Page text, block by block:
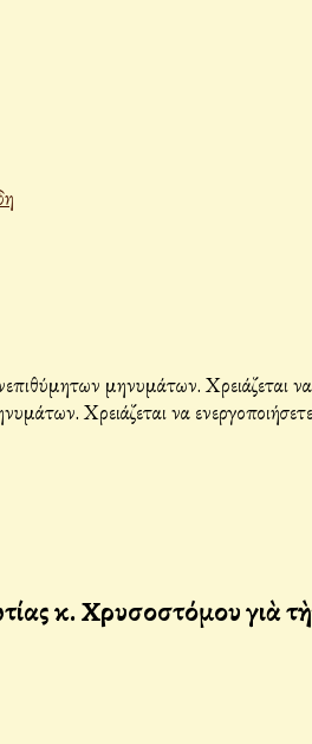
μηνυμάτων. Χρειάζεται
Χρειάζεται να
κ. Χρυσοστόμου γιὰ